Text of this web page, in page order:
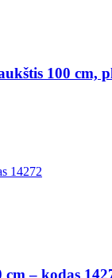
100 cm,
– kodas